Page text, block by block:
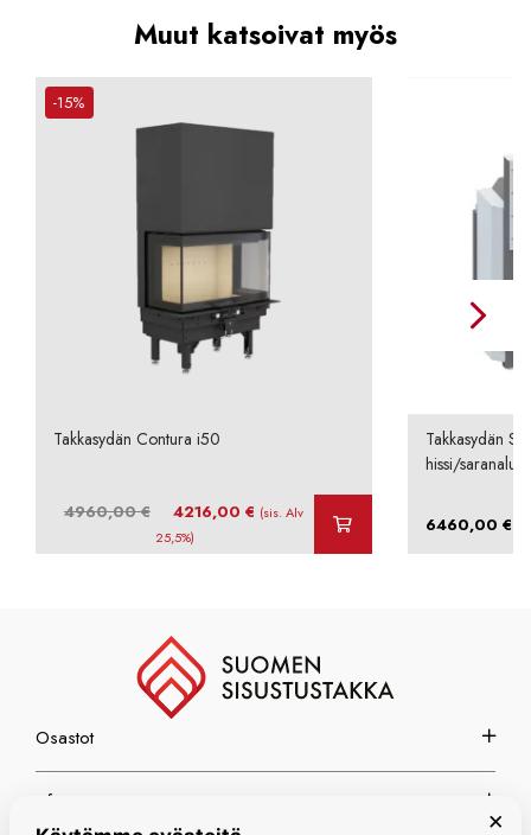
Muut katsoivat myös
-15%
Takkasydän Contura i50
4960,00€
Alkuperäinen
hinta
oli:
4216,00€ Nykyinen
on:
(sis. Alv
25,5%)
Takkasydän
hissi/
6460,00 €
Osastot
Info
×